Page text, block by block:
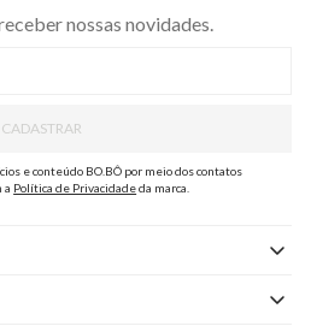
nossas novidades.
CADASTRAR
e conteúdo BO.BÔ por meio dos contatos
a Política de Privacidadeda marca.